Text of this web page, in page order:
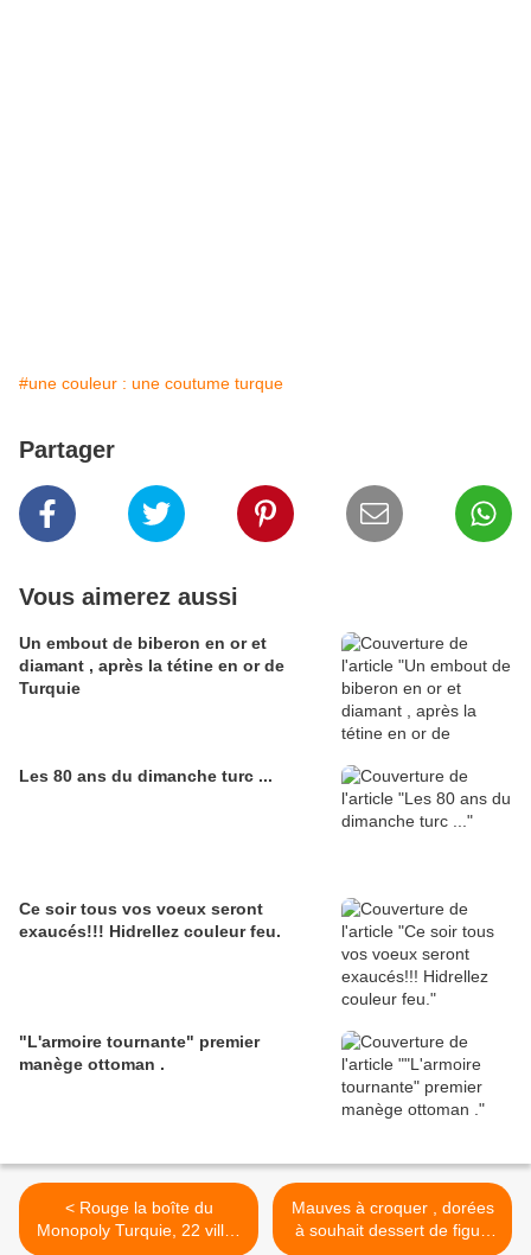
#une couleur : une coutume turque
Partager
Vous aimerez aussi
Un embout de biberon en or et
diamant , après la tétine en or de
Turquie
Les 80 ans du dimanche turc ...
Ce soir tous vos voeux seront
exaucés!!! Hidrellez couleur feu.
"L'armoire tournante" premier
manège ottoman .
< Rouge la boîte du
Monopoly Turquie, 22 villes
Mauves à croquer , dorées
à souhait dessert de figue